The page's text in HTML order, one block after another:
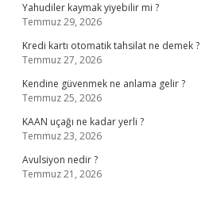
Yahudiler kaymak yiyebilir mi ?
Temmuz 29, 2026
Kredi kartı otomatik tahsilat ne demek ?
Temmuz 27, 2026
Kendine güvenmek ne anlama gelir ?
Temmuz 25, 2026
KAAN uçağı ne kadar yerli ?
Temmuz 23, 2026
Avulsiyon nedir ?
Temmuz 21, 2026